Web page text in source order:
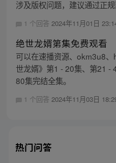
涉及版权问题，建议通过正规
1 个回答 2024年11月01日
绝世龙婿第集免费观看
可以在速播资源、okm3u8
世龙婿》第1 - 20集、第21 -
80集完结全集。
1 个回答 2024年11月03日
热门问答